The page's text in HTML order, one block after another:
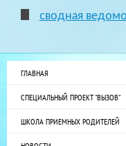
сводная
ГЛАВНАЯ
СПЕЦИАЛЬНЫЙ ПРОЕКТ "ВЫЗОВ"
ШКОЛА ПРИЕМНЫХ РОДИТЕЛЕЙ